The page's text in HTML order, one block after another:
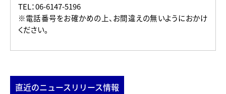
TEL：06-6147-5196
※電話番号をお確かめの上、お間違えの無いようにおかけ
ください。
直近のニュースリリース情報